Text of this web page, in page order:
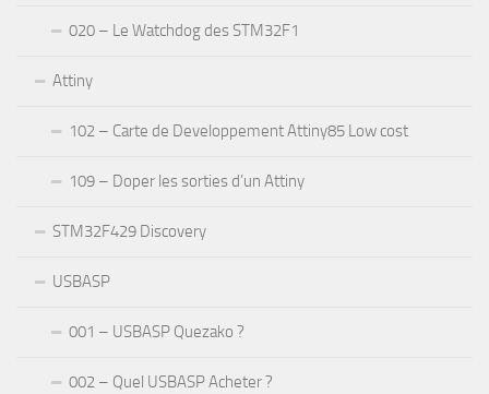
020 – Le Watchdog des STM32F1
Attiny
102 – Carte de Developpement Attiny85 Low cost
109 – Doper les sorties d’un Attiny
STM32F429 Discovery
USBASP
001 – USBASP Quezako ?
002 – Quel USBASP Acheter ?